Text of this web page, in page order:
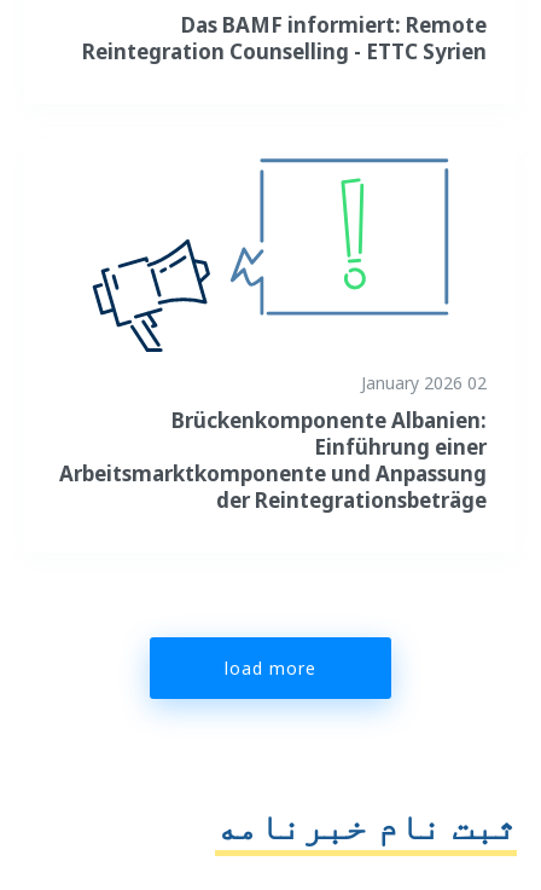
Das BAMF informiert: Remote
Reintegration Counselling - ETTC Syrien
02 January 2026
Brückenkomponente Albanien:
Einführung einer
Arbeitsmarktkomponente und Anpassung
der Reintegrationsbeträge
load more
ثبت نام خبرنامه